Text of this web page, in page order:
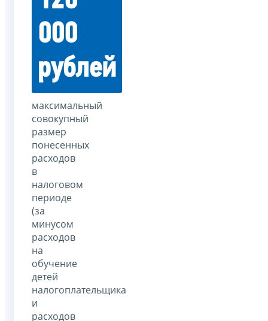
000
рублей
максимальный
совокупный
размер
понесенных
расходов
в
налоговом
периоде
(за
минусом
расходов
на
обучение
детей
налогоплательщика
и
расходов